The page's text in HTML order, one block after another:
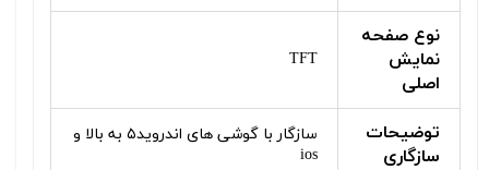
نوع صفحه
نمایش
اصلی
TFT
توضیحات
سازگاری
سازگار با گوشی های اندروید۵ به بالا و
ios